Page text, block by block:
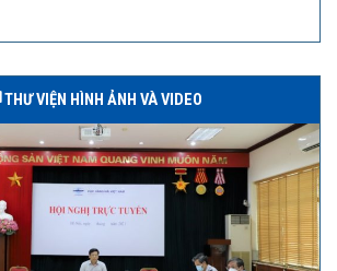
THƯ VIỆN HÌNH ẢNH VÀ VIDEO